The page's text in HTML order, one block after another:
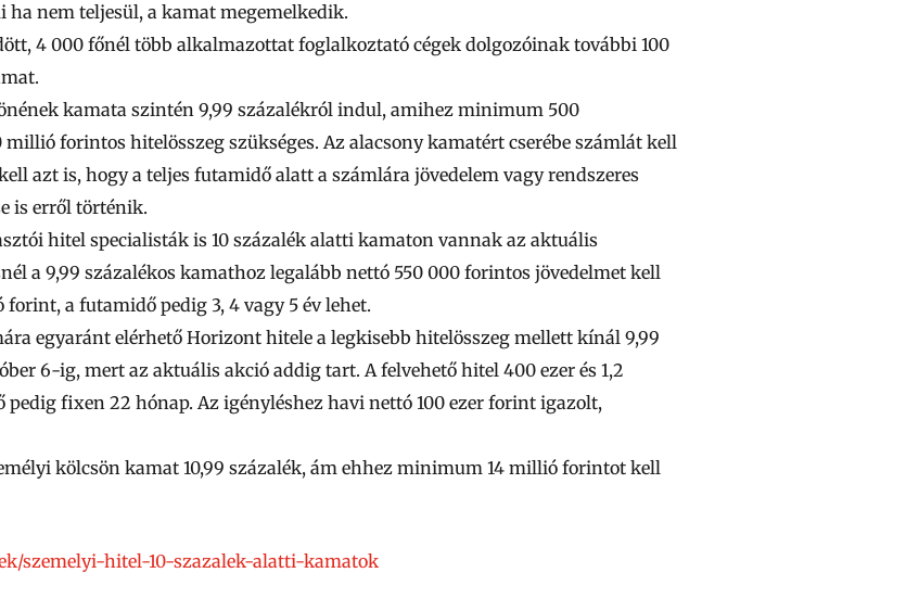
nem teljesül, a kamat megemelkedik.
4 000 főnél több alkalmazottat foglalkoztató cégek dolgozóinak további 100
kamata szintén 9,99 százalékról indul, amihez minimum 500
millió forintos hitelösszeg szükséges. Az alacsony kamatért cserébe számlát kell
azt is, hogy a teljes futamidő alatt a számlára jövedelem vagy rendszeres
is erről történik.
hitel specialisták is 10 százalék alatti kamaton vannak az aktuális
a 9,99 százalékos kamathoz legalább nettó 550 000 forintos jövedelmet kell
forint, a futamidő pedig 3, 4 vagy 5 év lehet.
egyaránt elérhető Horizont hitele a legkisebb hitelösszeg mellett kínál 9,99
6-ig, mert az aktuális akció addig tart. A felvehető hitel 400 ezer és 1,2
fixen 22 hónap. Az igényléshez havi nettó 100 ezer forint igazolt,
kölcsön kamat 10,99 százalék, ám ehhez minimum 14 millió forintot kell
szemelyi-hitel-10-szazalek-alatti-kamatok